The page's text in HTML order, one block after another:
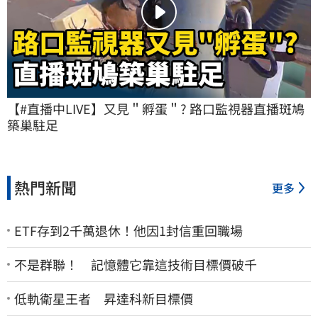
【#直播中LIVE】又見＂孵蛋＂? 路口監視器直播斑鳩
築巢駐足
熱門新聞 更多
ETF存到2千萬退休！他因1封信重回職場
不是群聯！ 記憶體它靠這技術目標價破千
低軌衛星王者 昇達科新目標價